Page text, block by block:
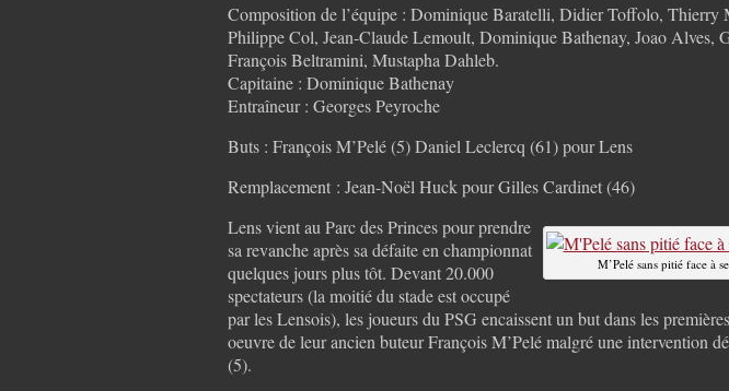
Composition de l’équipe : Dominique Baratelli, Didier Toffolo, Thierry
Philippe Col, Jean-Claude Lemoult, Dominique Bathenay, Joao Alves,
François Beltramini, Mustapha Dahleb.
Capitaine : Dominique Bathenay
Entraîneur : Georges Peyroche
Buts : François M’Pelé (5) Daniel Leclercq (61) pour Lens
Remplacement : Jean-Noël Huck pour Gilles Cardinet (46)
M’Pelé sans pitié face à
Lens vient au Parc des Princes pour prendre
sa revanche après sa défaite en championnat
quelques jours plus tôt. Devant 20.000
spectateurs (la moitié du stade est occupé
par les Lensois), les joueurs du PSG encaissent un but dans les
oeuvre de leur ancien buteur François M’Pelé malgré une intervention
(5).